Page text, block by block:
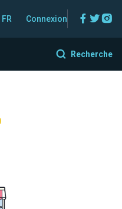
FR Connexion
Recherche